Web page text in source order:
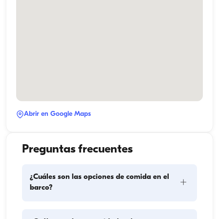
Abrir en Google Maps
Preguntas frecuentes
¿Cuáles son las opciones de comida en el
barco?
+